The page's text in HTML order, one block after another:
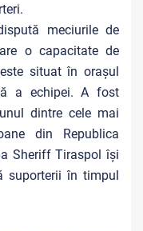
meciurile de
o capacitate de
situat în orașul
a echipei. A fost
dintre cele mai
din Republica
Sheriff Tiraspol își
suporterii în timpul